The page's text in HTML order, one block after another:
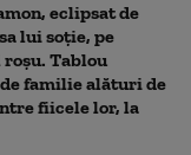
eclipsat de
lui soție, pe
Tablou
familie alături de
fiicele lor, la